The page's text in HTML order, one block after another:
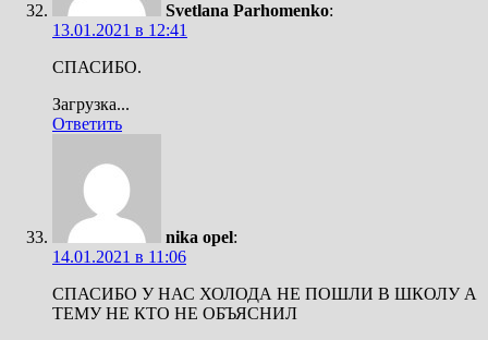
Svetlana Parhomenko:
13.01.2021 в 12:41
СПАСИБО.
Загрузка...
Ответить
nika opel:
14.01.2021 в 11:06
СПАСИБО У НАС ХОЛОДА НЕ ПОШЛИ В ШКОЛУ А
ТЕМУ НЕ КТО НЕ ОБЪЯСНИЛ